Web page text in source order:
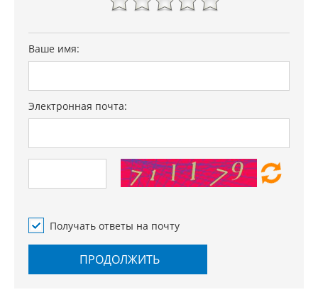
100 граммов в паре по сравнению с предыдущими
блоков протекторов в носиках и пятках. Инновационная
предотвращения повреждений подошвы от контакта с
педалью. MTB плиты можно заменить в случае
Ваше имя:
Электронная почта:
Получать ответы на почту
ПРОДОЛЖИТЬ